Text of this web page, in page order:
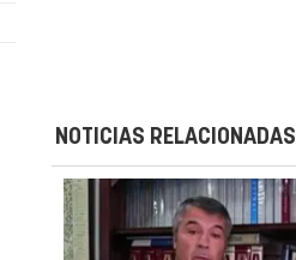
NOTICIAS RELACIONADAS